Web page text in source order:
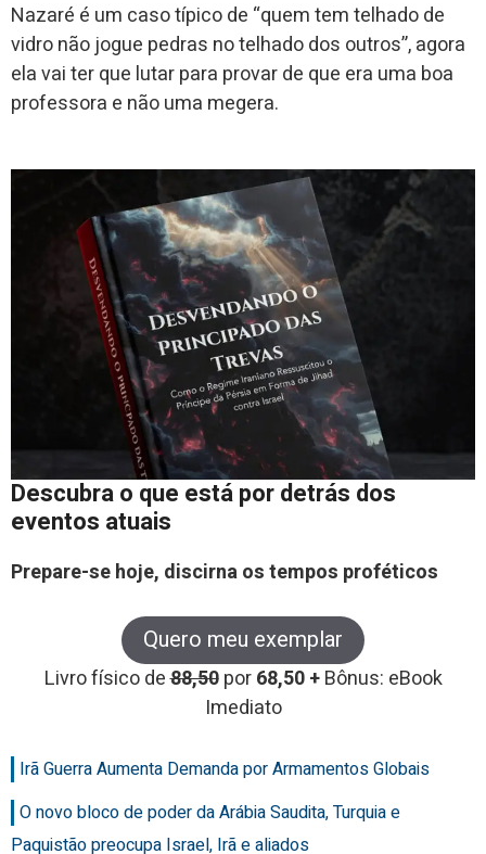
Nazaré é um caso típico de “quem tem telhado de
vidro não jogue pedras no telhado dos outros”, agora
ela vai ter que lutar para provar de que era uma boa
professora e não uma megera.
Descubra o que está por detrás dos
eventos atuais
Prepare-se hoje, discirna os tempos proféticos
Quero meu exemplar
Livro físico de88,50 por68,50 +Bônus: eBook
Imediato
Irã Guerra Aumenta Demanda por Armamentos Globais
O novo bloco de poder da Arábia Saudita, Turquia e
Paquistão preocupa Israel, Irã e aliados